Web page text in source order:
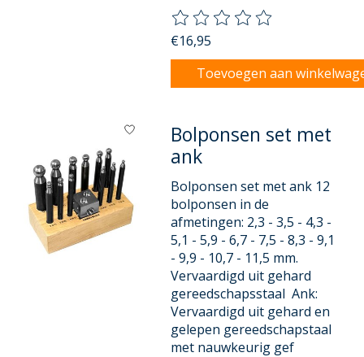
De beoordeling van dit
€16,95
Toevoegen aan
Bolponsen set met
ank
Bolponsen set met ank 12
bolponsen in de
afmetingen: 2,3 - 3,5 - 4,3 -
5,1 - 5,9 - 6,7 - 7,5 - 8,3 - 9,1
- 9,9 - 10,7 - 11,5 mm.
Vervaardigd uit gehard
gereedschapsstaal Ank:
Vervaardigd uit gehard en
gelepen gereedschapstaal
met nauwkeurig gef